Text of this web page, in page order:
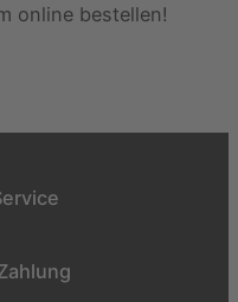
online bestellen!